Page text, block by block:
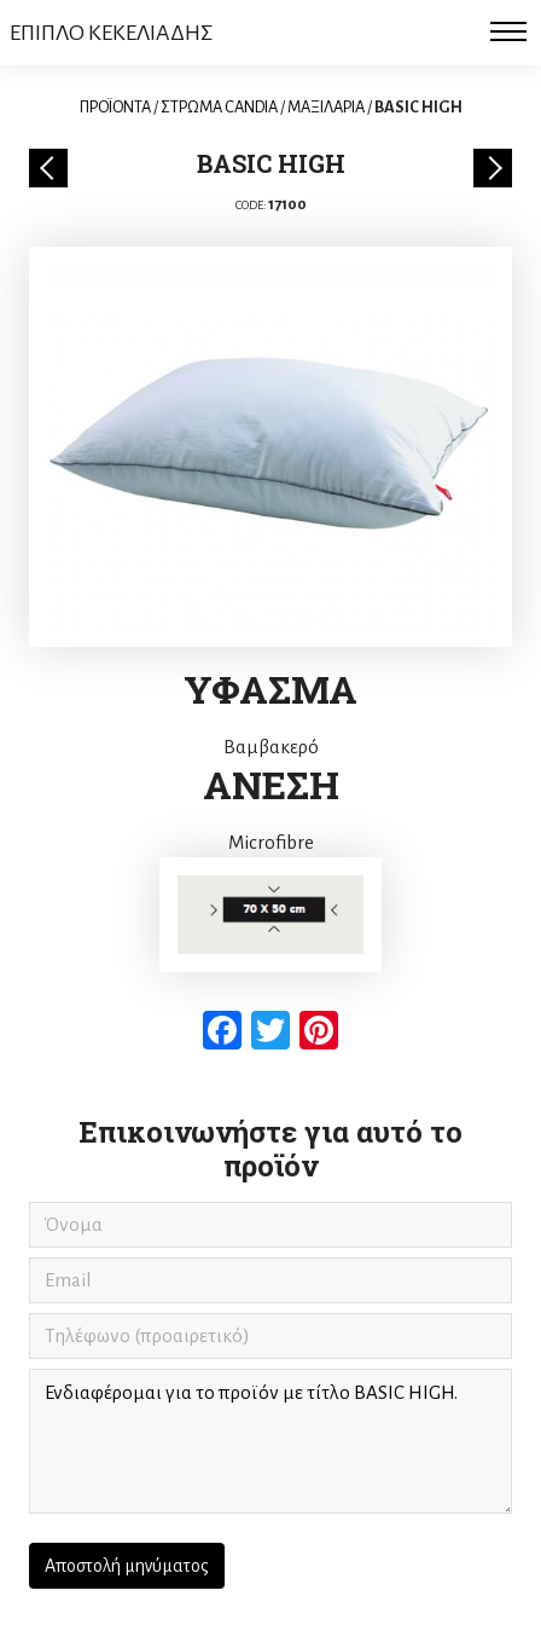
ΕΠΙΠΛΟ ΚΕΚΕΛΙΑΔΗΣ
ΠΡΟΪΟΝΤΑ/ ΣΤΡΩΜΑ CANDIA/MAΞΙΛΑΡΙΑ/ BASIC HIGH
BASIC HIGH
CODE: 17100
ΥΦΑΣΜΑ
Βαμβακερό
ΑΝΕΣΗ
Microfibre
Facebook
Twitter
Επικοινωνήστε για αυτό το
προϊόν